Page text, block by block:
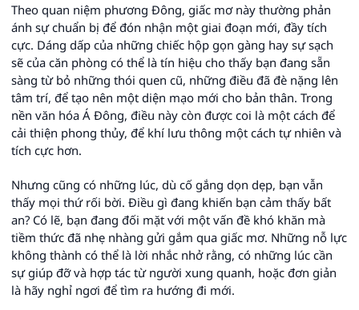
Theo quan niệm phương Đông, giấc mơ này thường phản
ánh sự chuẩn bị để đón nhận một giai đoạn mới, đầy tích
cực. Dáng dấp của những chiếc hộp gọn gàng hay sự sạch
sẽ của căn phòng có thể là tín hiệu cho thấy bạn đang sẵn
sàng từ bỏ những thói quen cũ, những điều đã đè nặng lên
tâm trí, để tạo nên một diện mạo mới cho bản thân. Trong
nền văn hóa Á Đông, điều này còn được coi là một cách để
cải thiện phong thủy, để khí lưu thông một cách tự nhiên và
tích cực hơn.
Nhưng cũng có những lúc, dù cố gắng dọn dẹp, bạn vẫn
thấy mọi thứ rối bời. Điều gì đang khiến bạn cảm thấy bất
an? Có lẽ, bạn đang đối mặt với một vấn đề khó khăn mà
tiềm thức đã nhẹ nhàng gửi gắm qua giấc mơ. Những nỗ lực
không thành có thể là lời nhắc nhở rằng, có những lúc cần
sự giúp đỡ và hợp tác từ người xung quanh, hoặc đơn giản
là hãy nghỉ ngơi để tìm ra hướng đi mới.